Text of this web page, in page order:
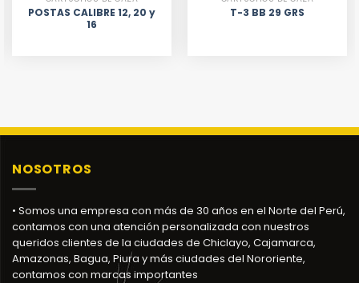
POSTAS CALIBRE 12, 20 y
16
T-3 BB 29 GRS
NOSOTROS
• Somos una empresa con más de 30 años en el Norte del Perú,
contamos con una atención personalizada con nuestros
queridos clientes de la ciudades de Chiclayo, Cajamarca,
Amazonas, Bagua, Piura y más ciudades del Nororiente,
contamos con marcas importantes